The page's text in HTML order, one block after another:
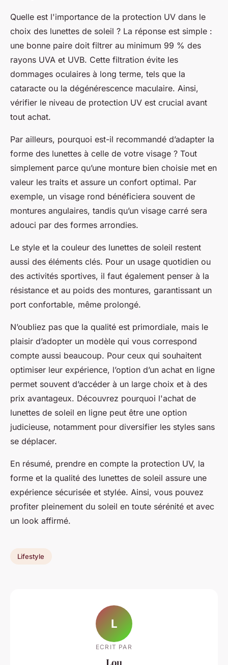
Quelle est l'importance de la protection UV dans le
choix des lunettes de soleil ? La réponse est simple :
une bonne paire doit filtrer au minimum 99 % des
rayons UVA et UVB. Cette filtration évite les
dommages oculaires à long terme, tels que la
cataracte ou la dégénérescence maculaire. Ainsi,
vérifier le niveau de protection UV est crucial avant
tout achat.
Par ailleurs, pourquoi est-il recommandé d’adapter la
forme des lunettes à celle de votre visage ? Tout
simplement parce qu’une monture bien choisie met en
valeur les traits et assure un confort optimal. Par
exemple, un visage rond bénéficiera souvent de
montures angulaires, tandis qu’un visage carré sera
adouci par des formes arrondies.
Le style et la couleur des lunettes de soleil restent
aussi des éléments clés. Pour un usage quotidien ou
des activités sportives, il faut également penser à la
résistance et au poids des montures, garantissant un
port confortable, même prolongé.
N’oubliez pas que la qualité est primordiale, mais le
plaisir d’adopter un modèle qui vous correspond
compte aussi beaucoup. Pour ceux qui souhaitent
optimiser leur expérience, l’option d’un achat en ligne
permet souvent d’accéder à un large choix et à des
prix avantageux. Découvrez pourquoi l'achat de
lunettes de soleil en ligne peut être une option
judicieuse, notamment pour diversifier les styles sans
se déplacer.
En résumé, prendre en compte la protection UV, la
forme et la qualité des lunettes de soleil assure une
expérience sécurisée et stylée. Ainsi, vous pouvez
profiter pleinement du soleil en toute sérénité et avec
un look affirmé.
Lifestyle
L
ECRIT PAR
Lou